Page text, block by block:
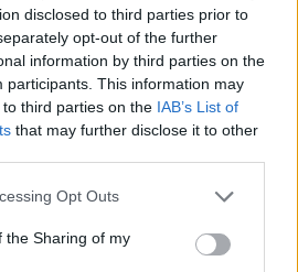
disclosed to third parties prior to
opt-out of the further
information by third parties on the
participants. This information may
third parties on the IAB’s List of
that may further disclose it to other
Opt Outs
the Sharing of my
– yleisö poistui paikalta